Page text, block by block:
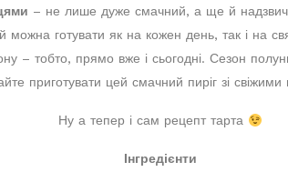
– не лише дуже смачний, а ще й
можна готувати як на кожен день, так і на
– тобто, прямо вже і сьогодні. Сезон
приготувати цей смачний пиріг зі
Ну а тепер і сам рецепт тарта
Інгредієнти